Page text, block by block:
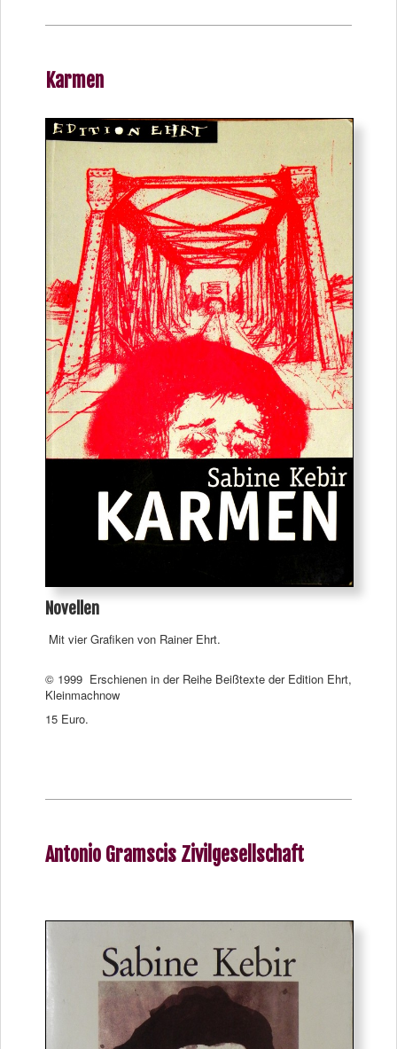
Karmen
Novellen
Mit vier Grafiken von Rainer Ehrt.
© 1999 Erschienen in der Reihe Beißtexte der Edition Ehrt,
Kleinmachnow
15 Euro.
Antonio Gramscis Zivilgesellschaft